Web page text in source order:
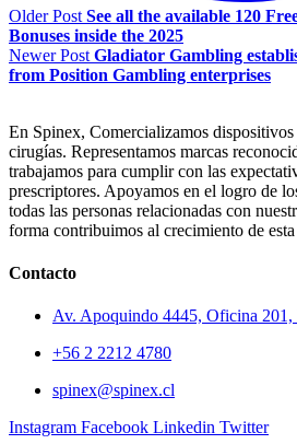
Older Post See all the available 120
Bonuses inside the 2025
Newer Post Gladiator Gambling
from Position Gambling enterprises
En Spinex, Comercializamos
cirugías. Representamos marcas
trabajamos para cumplir con las
prescriptores. Apoyamos en el logro de
todas las personas relacionadas con
forma contribuimos al crecimiento de
Contacto
Av. Apoquindo 4445, Oficina 201,
+56 2 2212 4780
spinex@spinex.cl
Instagram Facebook Linkedin Twitter